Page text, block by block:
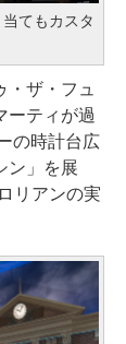
てもカスタ
ザ・フュ
ーティが過
の時計台広
ン」を展
リアンの実